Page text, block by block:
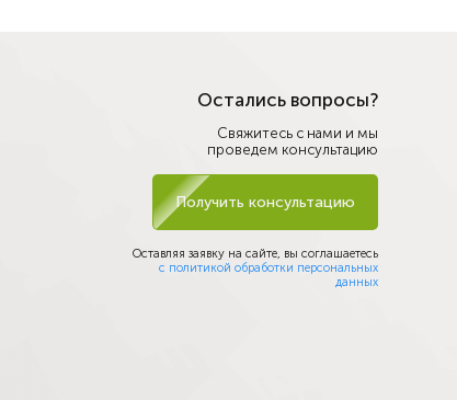
Остались вопросы?
Свяжитесь с нами и мы
проведем консультацию
Получить консультацию
Оставляя заявку на сайте, вы соглашаетесь
с политикой обработки персональных
данных